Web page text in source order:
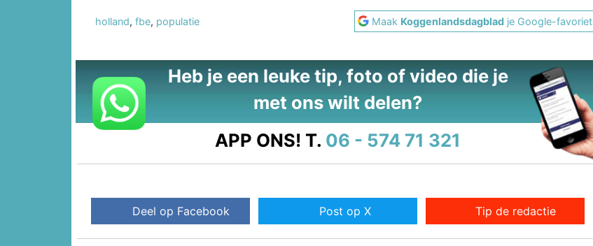
holland, fbe, populatie Maak Koggenlandsdagblad je Google-favoriet
Heb je een leuke tip, foto of video die je
met ons wilt delen?
APP ONS! T. 06 - 574 71 321
Deel op Facebook Post op X Tip de redactie